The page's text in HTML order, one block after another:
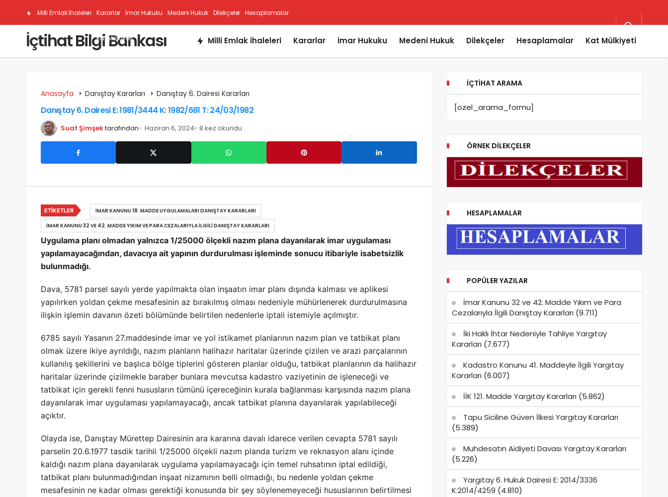
Milli Emlak İhaleleri Kararlar İmar Hukuku Medeni Hukuk Dilekçeler Hesaplamalar
Kat Mülkiyeti
İçtihat Bilgi Bankası Milli Emlak İhaleleri Kararlar İmar Hukuku Medeni Hukuk Dilekçeler Hesaplamalar Kat Mülkiyeti
Anasayfa Danıştay Kararları Danıştay 6. Dairesi Kararları
Danıştay 6. Dairesi E: 1981/3444 K: 1982/681 T: 24/03/1982
Suat Şimşektarafından Haziran 6, 2024 8 kez okundu
Uygulama planı olmadan yalnızca 1/25000 ölçekli nazım plana dayanılarak imar uygulaması
yapılamayacağından, davacıya ait yapının durdurulması işleminde sonucu itibariyle isabetsizlik
bulunmadığı.
Dava, 5781 parsel sayılı yerde yapılmakta olan inşaatın imar planı dışında kalması ve aplikesi
yapılırken yoldan çekme mesafesinin az bırakılmış olması nedeniyle mühürlenerek durdurulmasına
ilişkin işlemin davanın özeti bölümünde belirtilen nedenlerle iptali istemiyle açılmıştır.
6785 sayılı Yasanın 27.maddesinde imar ve yol istikamet planlarının nazım plan ve tatbikat planı
olmak üzere ikiye ayrıldığı, nazım planların halihazır haritalar üzerinde çizilen ve arazi parçalarının
kullanılış şekillerini ve başlıca bölge tiplerini gösteren planlar olduğu, tatbikat planlarının da halihazır
haritalar üzerinde çizilmekle baraber bunlara mevcutsa kadastro vaziyetinin de işleneceği ve
tatbikat için gerekli fenni hususların tümünü içereceğinin kurala bağlanması karşısında nazım plana
dayanılarak imar uygulaması yapılamayacağı, ancak tatbikat planına dayanılarak yapılabileceği
açıktır.
Olayda ise, Danıştay Mürettep Dairesinin ara kararına davalı idarece verilen cevapta 5781 sayılı
parselin 20.6.1977 tasdik tarihli 1/25000 ölçekli nazım planda turizm ve reknasyon alanı içinde
kaldığı nazım plana dayanılarak uygulama yapılamayacağı için temel ruhsatının iptal edildiği,
tatbikat planı bulunmadığından inşaat nizamının belli olmadığı, bu nedenle yoldan çekme
mesafesinin ne kadar olması gerektiği konusunda bir şey söylenemeyeceği hususlarının belirtilmesi
ETIKETLER
İMAR KANUNU 18. MADDE UYGULAMALARI DANIŞTAY KARARLARI
İMAR KANUNU 32 VE 42. MADDE YIKIM VE PARA CEZALARIYLA İLGILI DANIŞTAY KARARLARI
İÇTIHAT ARAMA
[ozel_arama_formu]
ÖRNEK DILEKÇELER
HESAPLAMALAR
POPÜLER YAZILAR
İmar Kanunu 32 ve 42. Madde Yıkım ve Para
Cezalarıyla İlgili Danıştay Kararları (9.711)
İki Haklı İhtar Nedeniyle Tahliye Yargıtay
Kararları (7.677)
Kadastro Kanunu 41. Maddeyle İlgili Yargıtay
Kararları (6.007)
İİK 121. Madde Yargıtay Kararları (5.862)
Tapu Siciline Güven İlkesi Yargıtay Kararları
(5.389)
Muhdesatın Aidiyeti Davası Yargıtay Kararları
(5.226)
Yargıtay 6. Hukuk Dairesi E: 2014/3336
K:2014/4259 (4.810)